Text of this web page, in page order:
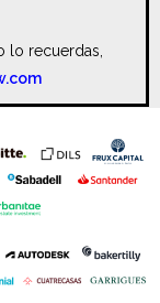
lo recuerdas,